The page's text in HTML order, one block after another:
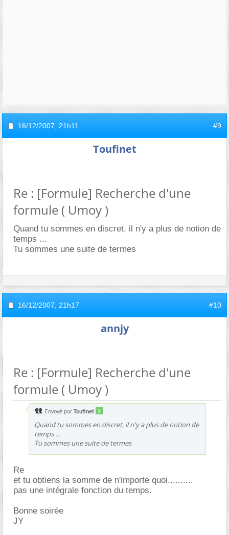
16/12/2007, 21h11 #9
Toufinet
Re : [Formule] Recherche d'une
formule ( Umoy )
Quand tu sommes en discret, il n'y a plus de notion de
temps ...
Tu sommes une suite de termes
16/12/2007, 21h17 #10
annjy
Re : [Formule] Recherche d'une
formule ( Umoy )
Envoyé par Toufinet
Quand tu sommes en discret, il n'y a plus de notion de
temps ...
Tu sommes une suite de termes
Re
et tu obtiens la somme de n'importe quoi..........
pas une intégrale fonction du temps.
Bonne soirée
JY